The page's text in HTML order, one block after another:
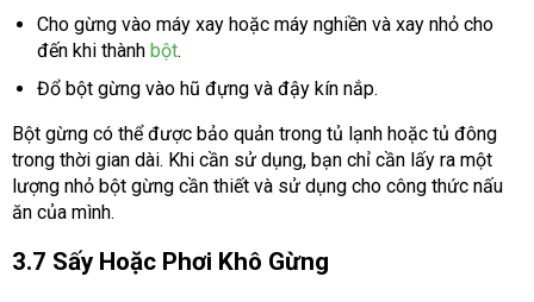
Cho gừng vào máy xay hoặc máy nghiền và xay nhỏ cho
đến khi thành bột.
Đổ bột gừng vào hũ đựng và đậy kín nắp.
Bột gừng có thể được bảo quản trong tủ lạnh hoặc tủ đông
trong thời gian dài. Khi cần sử dụng, bạn chỉ cần lấy ra một
lượng nhỏ bột gừng cần thiết và sử dụng cho công thức nấu
ăn của mình.
3.7 Sấy Hoặc Phơi Khô Gừng